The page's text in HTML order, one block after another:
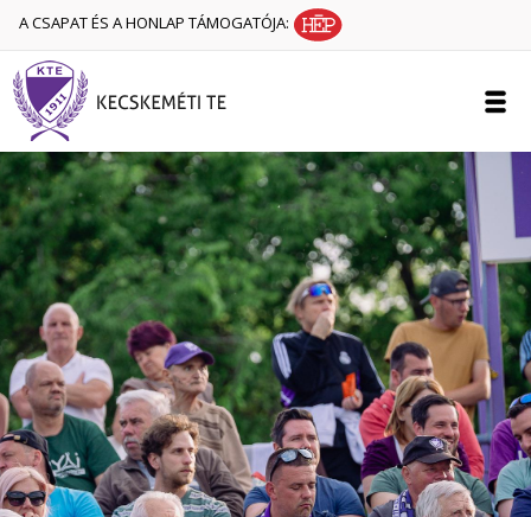
A CSAPAT ÉS A HONLAP TÁMOGATÓJA: